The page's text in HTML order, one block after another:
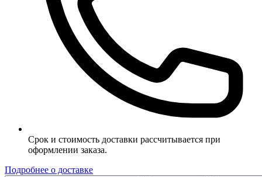
Срок и стоимость доставки рассчитывается при
оформлении заказа.
Подробнее о доставке